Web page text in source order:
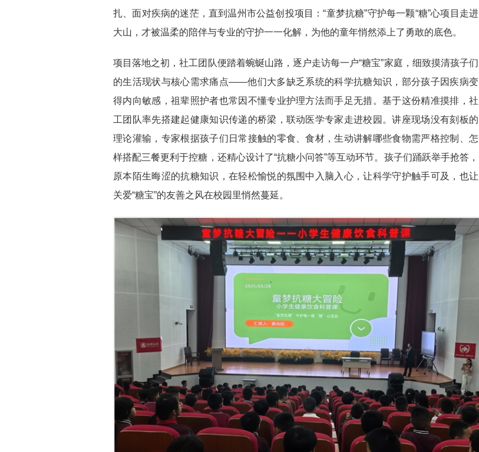
扎、面对疾病的迷茫，直到温州市公益创投项目：“童梦抗糖”守护每一颗“糖”心项目走进
大山，才被温柔的陪伴与专业的守护一一化解，为他的童年悄然添上了勇敢的底色。
项目落地之初，社工团队便踏着蜿蜒山路，逐户走访每一户“糖宝”家庭，细致摸清孩子们
的生活现状与核心需求痛点——他们大多缺乏系统的科学抗糖知识，部分孩子因疾病变
得内向敏感，祖辈照护者也常因不懂专业护理方法而手足无措。基于这份精准摸排，社
工团队率先搭建起健康知识传递的桥梁，联动医学专家走进校园。讲座现场没有刻板的
理论灌输，专家根据孩子们日常接触的零食、食材，生动讲解哪些食物需严格控制、怎
样搭配三餐更利于控糖，还精心设计了“抗糖小问答”等互动环节。孩子们踊跃举手抢答，
原本陌生晦涩的抗糖知识，在轻松愉悦的氛围中入脑入心，让科学守护触手可及，也让
关爱“糖宝”的友善之风在校园里悄然蔓延。